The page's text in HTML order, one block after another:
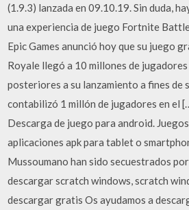
(1.9.3) lanzada en 09.10.19. Sin duda,
una experiencia de juego Fortnite
Epic Games anunció hoy que su juego
Royale llegó a 10 millones de jugadores
posteriores a su lanzamiento a fines de
contabilizó 1 millón de jugadores en el
Descarga de juego para android.
aplicaciones apk para tablet o
Mussoumano han sido secuestrados por
descargar scratch windows, scratch
descargar gratis Os ayudamos a